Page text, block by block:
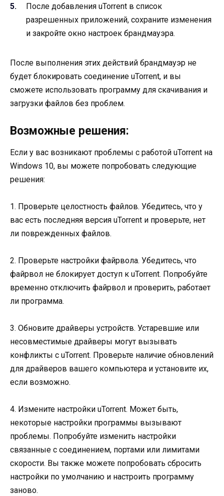
После добавления uTorrent в список
разрешенных приложений, сохраните изменения
и закройте окно настроек брандмауэра.
После выполнения этих действий брандмауэр не
будет блокировать соединение uTorrent, и вы
сможете использовать программу для скачивания и
загрузки файлов без проблем.
Возможные решения:
Если у вас возникают проблемы с работой uTorrent на
Windows 10, вы можете попробовать следующие
решения:
1. Проверьте целостность файлов. Убедитесь, что у
вас есть последняя версия uTorrent и проверьте, нет
ли поврежденных файлов.
2. Проверьте настройки файрвола. Убедитесь, что
файрвол не блокирует доступ к uTorrent. Попробуйте
временно отключить файрвол и проверить, работает
ли программа.
3. Обновите драйверы устройств. Устаревшие или
несовместимые драйверы могут вызывать
конфликты с uTorrent. Проверьте наличие обновлений
для драйверов вашего компьютера и установите их,
если возможно.
4. Измените настройки uTorrent. Может быть,
некоторые настройки программы вызывают
проблемы. Попробуйте изменить настройки
связанные с соединением, портами или лимитами
скорости. Вы также можете попробовать сбросить
настройки по умолчанию и настроить программу
заново.